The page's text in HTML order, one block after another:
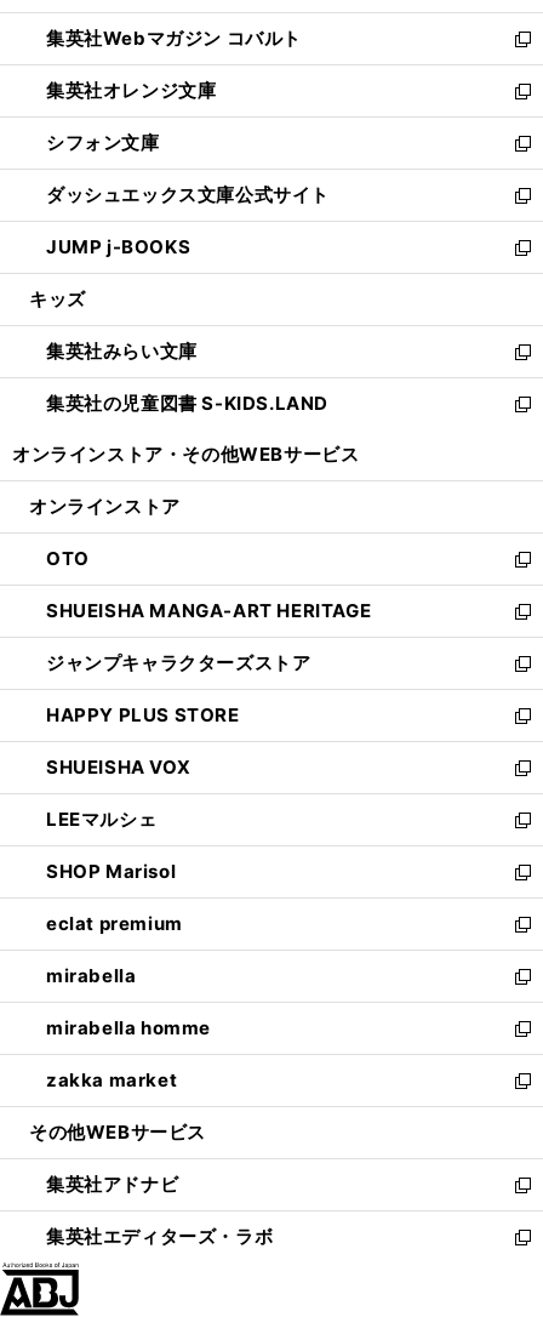
開
く
ウ
で
開
く
ン
ド
ウ
で
開
く
ウ
ィ
ン
ド
ウ
で
開
く
集英社Webマガジン コバルト
新
し
い
ウ
ィ
ン
ド
ウ
で
開
集英社オレンジ文庫
新
し
い
ウ
ィ
ン
ド
ウ
開
く
シフォン文庫
新
し
い
ウ
ィ
ン
ウ
で
開
く
ダッシュエックス文庫公式サイト
新
し
い
ウ
ン
ド
ウ
で
JUMP j-BOOKS
新
し
ウ
ィ
ン
ド
開
キッズ
集英社みらい文庫
新
し
い
ン
ウ
で
開
く
集英社の児童図書 S-KIDS.LAND
新
ウ
ン
ド
ウ
で
開
く
オンラインストア・ その他WEBサービス
オンラインストア
OTO
新
し
い
ウ
ィ
ン
ド
ウ
で
開
く
SHUEISHA MANGA-ART HERITAGE
新
し
い
ウ
ィ
ン
ド
ウ
で
開
く
ジャンプキャラクターズストア
新
し
い
ウ
ィ
ン
ド
ウ
で
開
く
HAPPY PLUS STORE
新
し
い
ウ
ィ
ン
ド
ウ
で
開
く
SHUEISHA VOX
新
し
い
ウ
ィ
ン
ド
ウ
で
開
く
LEEマルシェ
新
し
い
ウ
ィ
ン
ド
ウ
で
開
く
SHOP Marisol
新
し
い
ウ
ィ
ン
ド
ウ
で
開
eclat premium
新
し
い
ウ
ィ
ン
ド
ウ
開
く
mirabella
新
し
い
ウ
ィ
ン
ウ
で
開
く
mirabella homme
新
し
い
ウ
ン
ド
ウ
で
zakka market
新
し
ウ
ィ
ン
ド
その他WEBサービス
集英社アドナビ
新
し
い
集英社エディターズ・ラボ
新